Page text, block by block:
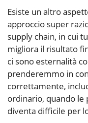
Esiste un altro
approccio super
supply chain, in cui
migliora il risultato
ci sono esternalità
prenderemmo in
correttamente,
ordinario, quando le
diventa difficile per